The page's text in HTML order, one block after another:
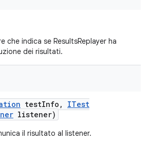
che indica se ResultsReplayer ha
dei risultati.
testInfo ,
ITest
listener)
il risultato al listener.